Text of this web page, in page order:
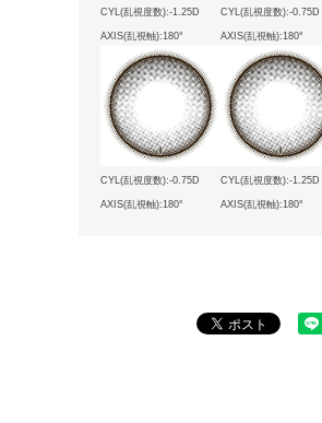
CYL(乱視度数):-1.25D
AXIS(乱視軸):180°
CYL(乱視度数):-0.75D
AXIS(乱視軸):180°
CYL(乱視度数):-0.75D
AXIS(乱視軸):180°
CYL(乱視度数):-1.25D
AXIS(乱視軸):180°